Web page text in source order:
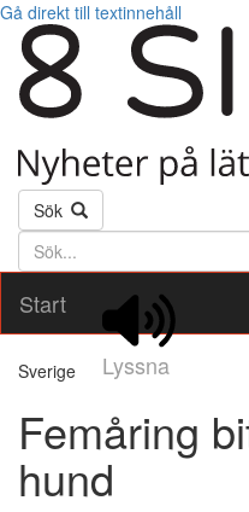
Gå direkt till textinnehåll
Sök
Söktext
Start
Lyssna
Sverige
Femåring
hund